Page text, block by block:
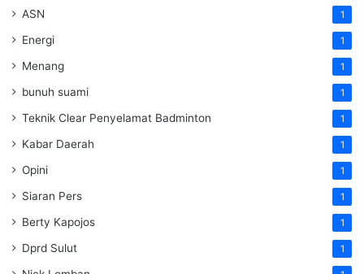
ASN 1
Energi 1
Menang 1
bunuh suami 1
Teknik Clear Penyelamat Badminton 1
Kabar Daerah 1
Opini 1
Siaran Pers 1
Berty Kapojos 1
Dprd Sulut 1